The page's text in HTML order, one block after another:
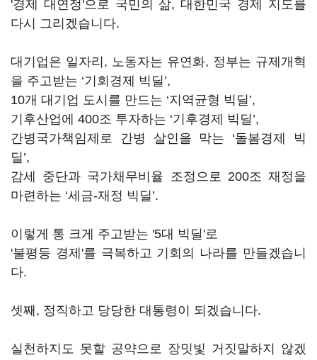
'경제 대연정'으로 국민의 삶, 대한민국 경제 지도를
다시 그리겠습니다.
대기업은 일자리, 노동자는 유연화, 정부는 규제개혁
을 주고받는 ‘기회경제 빅딜’,
10개 대기업 도시를 만드는 ‘지역균형 빅딜’,
기후산업에 400조 투자하는 ‘기후경제 빅딜’,
간병국가책임제로 간병 살인을 막는 ‘돌봄경제 빅
딜’,
감세 중단과 국가채무비율 조정으로 200조 재정을
마련하는 ‘세금-재정 빅딜’.
이렇게 통 크게 주고받는 '5대 빅딜'로
'불평등 경제'를 극복하고 기회의 나라를 만들겠습니
다.
셋째, 정직하고 당당한 대통령이 되겠습니다.
실천하지도 못할 공약으로 장밋빛 거짓말하지 않겠